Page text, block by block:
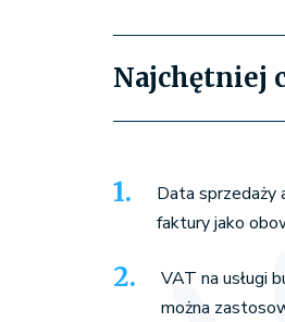
Najchętniej
Data sprzedaży
faktury jako
VAT na usługi
można